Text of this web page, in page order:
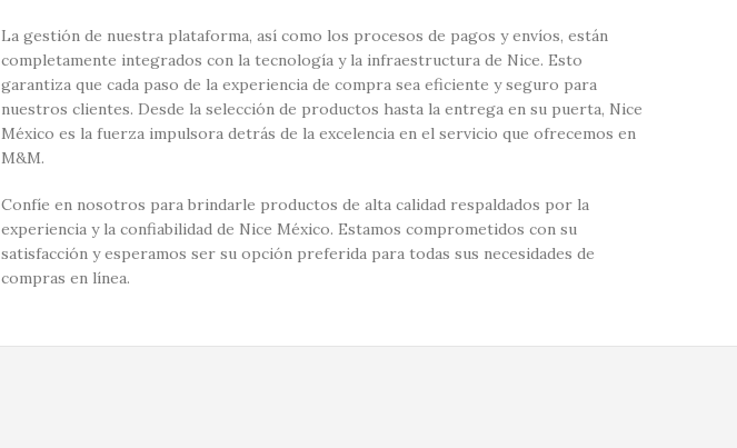
La gestión de nuestra plataforma, así como los procesos de pagos y envíos, están
completamente integrados con la tecnología y la infraestructura de Nice. Esto
garantiza que cada paso de la experiencia de compra sea eficiente y seguro para
nuestros clientes. Desde la selección de productos hasta la entrega en su puerta, Nice
México es la fuerza impulsora detrás de la excelencia en el servicio que ofrecemos en
M&M.
Confíe en nosotros para brindarle productos de alta calidad respaldados por la
experiencia y la confiabilidad de Nice México. Estamos comprometidos con su
satisfacción y esperamos ser su opción preferida para todas sus necesidades de
compras en línea.